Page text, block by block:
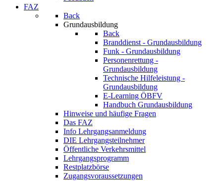
FAZ
Back
Grundausbildung
Back
Branddienst - Grundausbildung
Funk - Grundausbildung
Personenrettung -
Grundausbildung
Technische Hilfeleistung -
Grundausbildung
E-Learning ÖBFV
Handbuch Grundausbildung
Hinweise und häufige Fragen
Das FAZ
Info Lehrgangsanmeldung
DIE Lehrgangsteilnehmer
Öffentliche Verkehrsmittel
Lehrgangsprogramm
Restplatzbörse
Zugangsvoraussetzungen